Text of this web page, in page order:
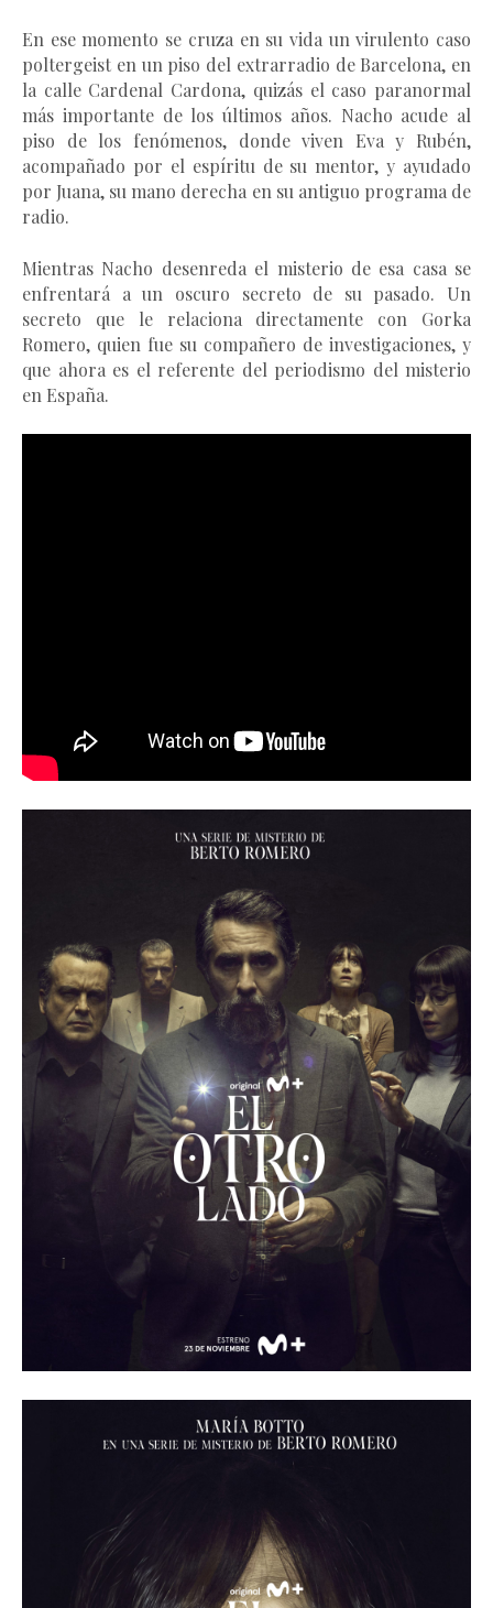
En ese momento se cruza en su vida un virulento caso
poltergeist en un piso del extrarradio de Barcelona, en
la calle Cardenal Cardona, quizás el caso paranormal
más importante de los últimos años. Nacho acude al
piso de los fenómenos, donde viven Eva y Rubén,
acompañado por el espíritu de su mentor, y ayudado
por Juana, su mano derecha en su antiguo programa de
radio.
Mientras Nacho desenreda el misterio de esa casa se
enfrentará a un oscuro secreto de su pasado. Un
secreto que le relaciona directamente con Gorka
Romero, quien fue su compañero de investigaciones, y
que ahora es el referente del periodismo del misterio
en España.